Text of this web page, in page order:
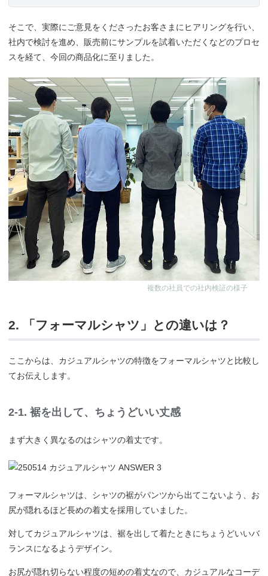
そこで、実際にご意見をくださったお客さまにヒアリングを行い、
社内で検討を進め、販売前にサンプルを試着いただくなどのプロセ
スを経て、今回の商品化に至りました。
複数の社員での社内検証の様子
2. 「フォーマルシャツ」との違いは？
ここからは、カジュアルシャツの特徴をフォーマルシャツと比較し
てお伝えします。
2-1. 裾を出して、ちょうどいい丈感
まず大きく異なるのはシャツの着丈です。
フォーマルシャツは、シャツの裾がパンツから出てこないよう、お
尻が隠れるほど長めの着丈を採用していました。
対してカジュアルシャツは、裾を出して着たときにちょうどいいバ
ランスになるようデザイン。
お尻が隠れ切らない程度の短めの着丈なので、カジュアルなコーデ